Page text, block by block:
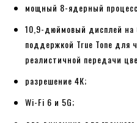
мощный 8-ядерный
10,9-дюймовый дисплей на
поддержкой True Tone для
реалистичной передачи
разрешение 4К;
Wi-Fi 6 и 5G;